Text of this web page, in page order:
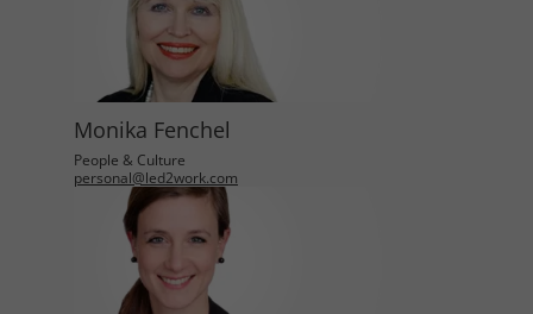
Monika Fenchel
People & Culture
personal@led2work.com